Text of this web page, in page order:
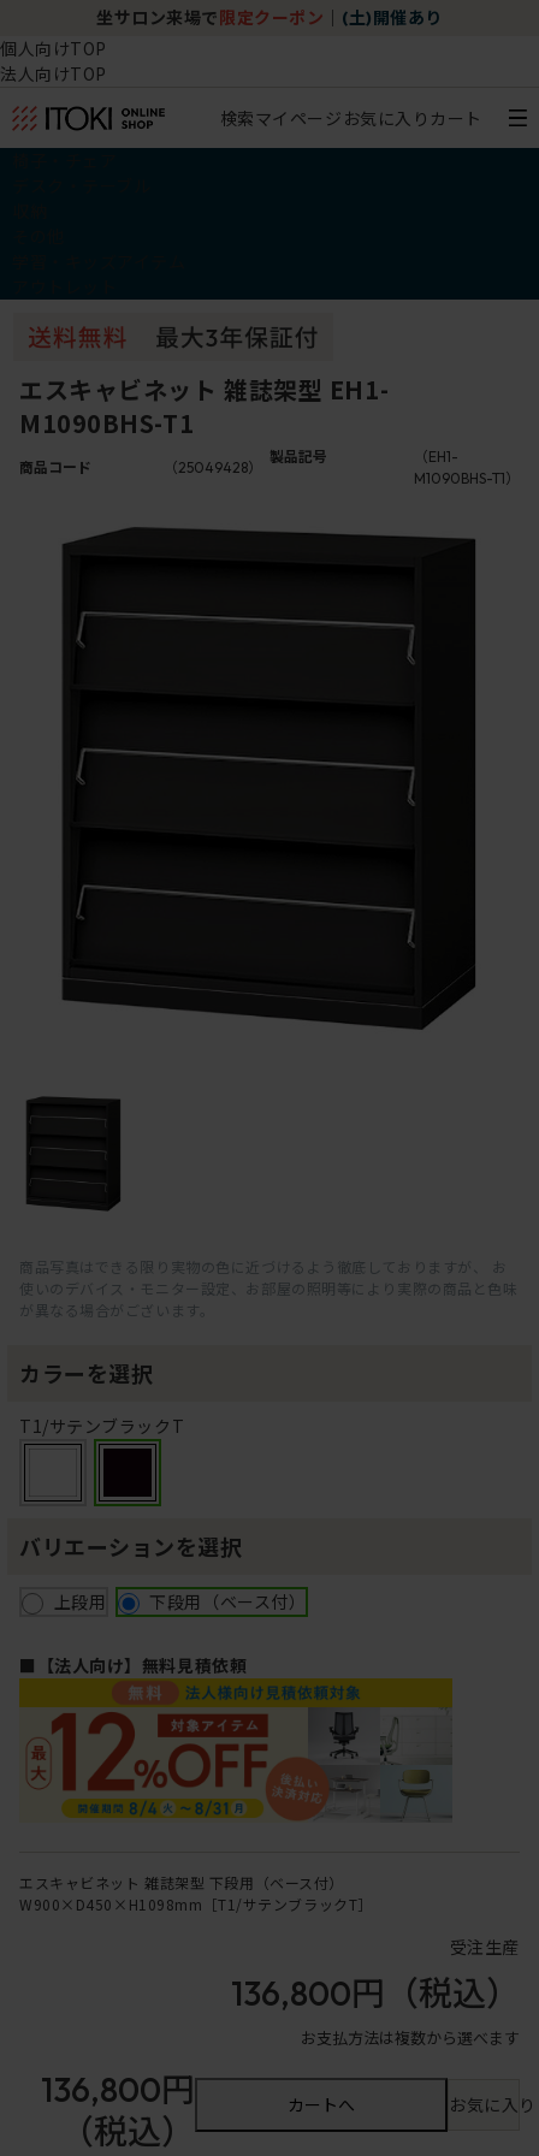
坐サロン来場で 限定クーポン (土)開催あり
個人向けTOP
法人向けTOP
検索マイページ お気に入り カート
エスキャビネット 雑誌架型 EH1-
M1090BHS-T1
商品コード （25049428）
製品記号
（EH1-
M1090BHS-T1）
商品写真はできる限り実物の色に近づけるよう徹底しておりますが、 お
使いのデバイス・モニター設定、お部屋の照明等により実際の商品と色味
が異なる場合がございます。
カラーを選択
T1/サテンブラックT
バリエーションを選択
上段用 下段用（ベース付）
■【法人向け】無料見積依頼
エスキャビネット 雑誌架型 下段用（ベース付）
W900×D450×H1098mm［T1/サテンブラックT］
受注生産
136,800円 （税込）
お支払方法は複数から選べます
136,800円
（税込）
カートへ お気に入